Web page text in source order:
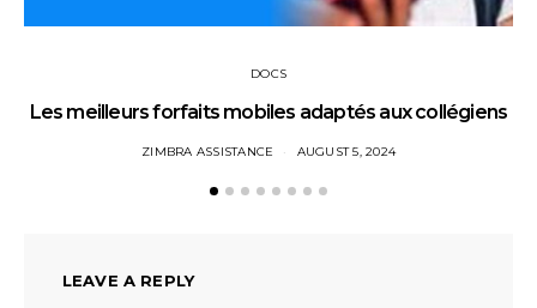
DOCS
Les meilleurs forfaits mobiles adaptés aux collégiens
ZIMBRA ASSISTANCE AUGUST 5, 2024
LEAVE A REPLY